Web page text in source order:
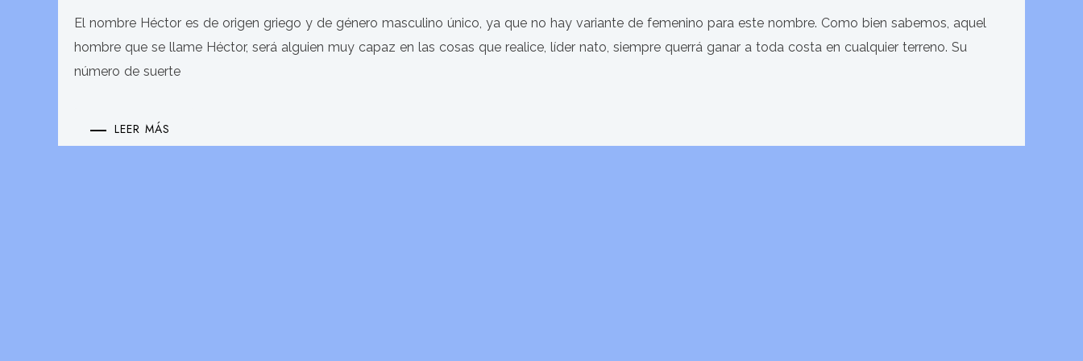
El nombre Héctor es de origen griego y de género masculino único, ya que no hay variante de femenino para este nombre. Como bien sabemos, aquel
hombre que se llame Héctor, será alguien muy capaz en las cosas que realice, líder nato, siempre querrá ganar a toda costa en cualquier terreno. Su
número de suerte
LEER MÁS